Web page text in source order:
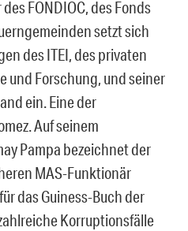
FONDIOC, des Fonds
setzt sich
des ITEI, des privaten
und Forschung, und seiner
ein. Eine der
Auf seinem
Pampa bezeichnet der
MAS-Funktionär
das Guiness-Buch der
Korruptionsfälle